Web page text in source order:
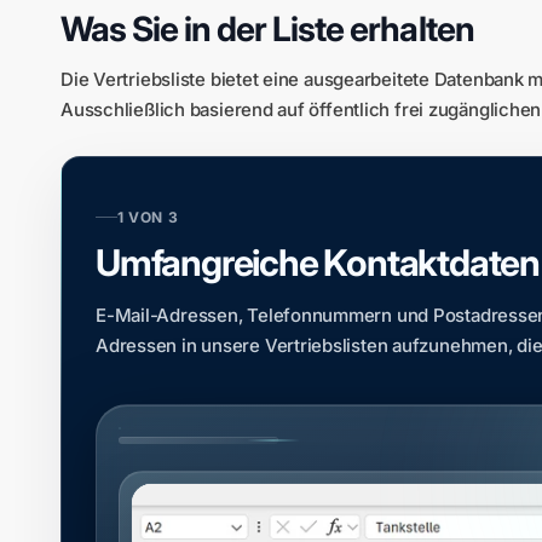
Was Sie in der Liste erhalten
Die Vertriebsliste bietet eine ausgearbeitete Datenbank
Ausschließlich basierend auf öffentlich frei
1 VON 3
Umfangreiche Kontaktdaten
E-Mail-Adressen, Telefonnummern und
Adressen in unsere Vertriebslisten aufzunehmen,